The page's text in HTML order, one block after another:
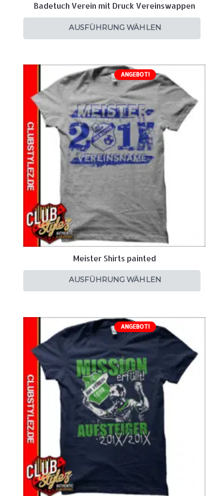
Badetuch Verein mit Druck Vereinswappen
AUSFÜHRUNG WÄHLEN
ANGEBOT!
Meister Shirts painted
AUSFÜHRUNG WÄHLEN
ANGEBOT!